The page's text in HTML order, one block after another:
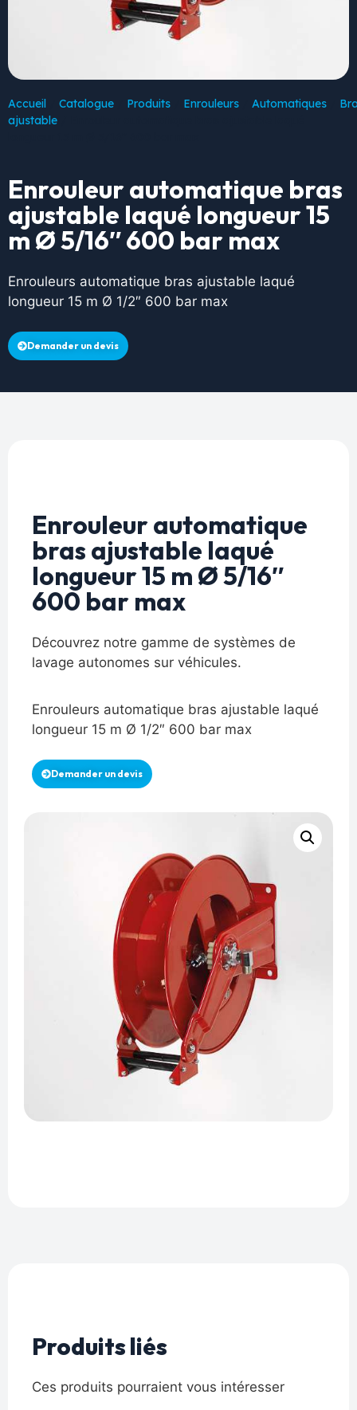
Accueil Catalogue Produits Enrouleurs Automatiques
ajustable
Enrouleur automatique bras
ajustable laqué longueur 15
m Ø 5/16″ 600 bar max
Enrouleurs automatique bras ajustable laqué
longueur 15 m Ø 1/2″ 600 bar max
Demander un devis
Enrouleur automatique
bras ajustable laqué
longueur 15 m Ø 5/16″
600 bar max
Découvrez notre gamme de systèmes de
lavage autonomes sur véhicules.
Enrouleurs automatique bras ajustable laqué
longueur 15 m Ø 1/2″ 600 bar max
Demander un devis
Produits liés
Ces produits pourraient vous intéresser